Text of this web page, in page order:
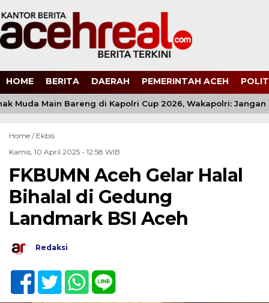
HOME BERITA DAERAH PEMERINTAH ACEH
Muda Main Bareng di Kapolri Cup 2026, Wakapolri: Jangan
Home / Ekbis
Kamis, 10 April 2025 - 12:58 WIB
FKBUMN Aceh Gelar Halal
Bihalal di Gedung
Landmark BSI Aceh
Redaksi